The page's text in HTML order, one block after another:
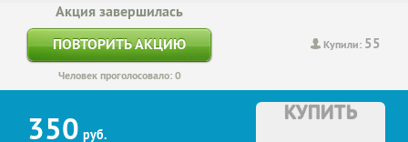
Купили: 55
Акция завершилась
ПОВТОРИТЬ АКЦИЮ
Человек проголосовало: 0
350 руб.
КУПИТЬ